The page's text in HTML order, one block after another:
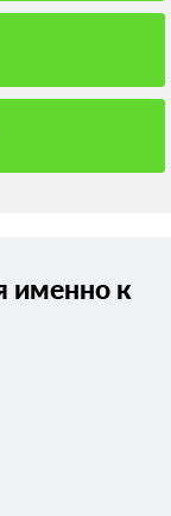
именно к